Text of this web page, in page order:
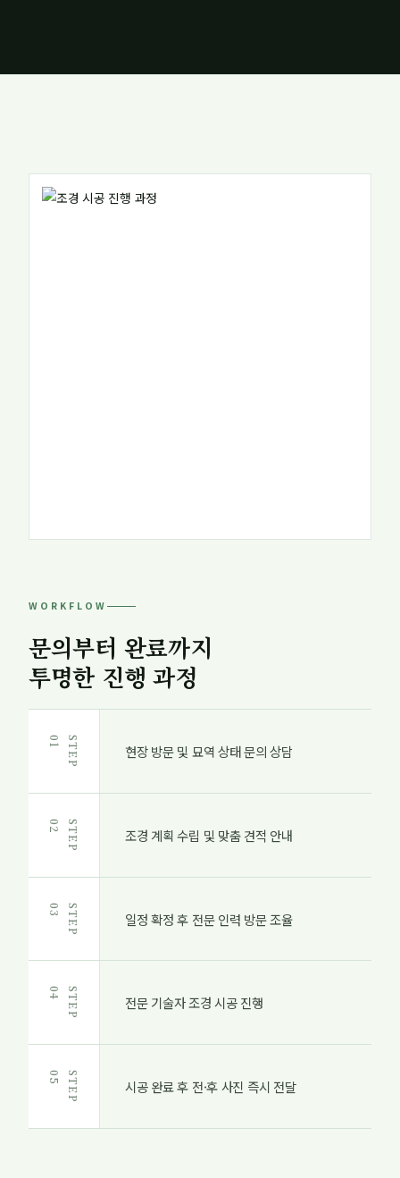
WORKFLOW
문의부터 완료까지
투명한 진행 과정
S
T
E
P
0
1
현장 방문 및 묘역 상태 문의 상담
S
T
E
P
0
2 조경 계획 수립 및 맞춤 견적 안내
S
T
E
P
0
3 일정 확정 후 전문 인력 방문 조율
S
T
E
P
0
4 전문 기술자 조경 시공 진행
S
T
E
P
0
5 시공 완료 후 전·후 사진 즉시 전달